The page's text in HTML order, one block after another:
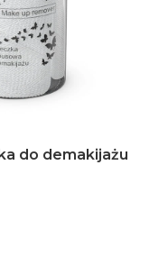
do demakijażu